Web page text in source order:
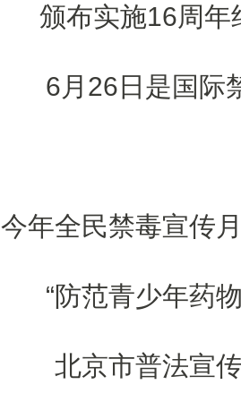
颁布实施16周年
6月26日是国际
今年全民禁毒宣传
“防范青少年药
北京市普法宣